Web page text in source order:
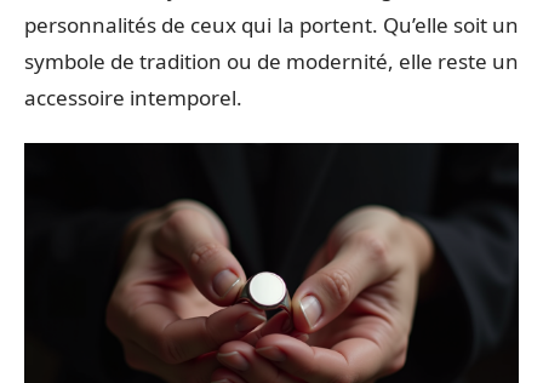
personnalités de ceux qui la portent. Qu’elle soit un
symbole de tradition ou de modernité, elle reste un
accessoire intemporel.